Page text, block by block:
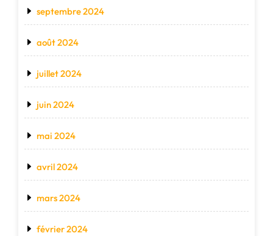
septembre 2024
août 2024
juillet 2024
juin 2024
mai 2024
avril 2024
mars 2024
février 2024